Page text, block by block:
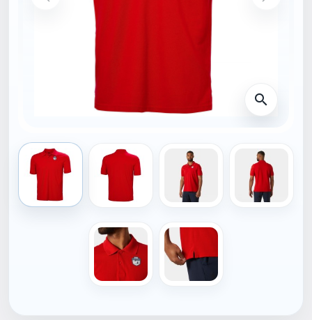
HELLY HANSEN
Helly Hansen POLO
MARSTRAND rudá
63,00 €